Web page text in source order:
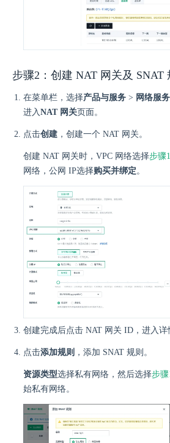
步骤2：创建 NAT 网关及 SNAT
在菜单栏，选择产品与服务 > 网络服务
进入NAT 网关页面。
点击创建 ，创建一个 NAT 网关。
创建 NAT 网关时，VPC 网络选择步骤1
网络，公网 IP选择购买并绑定。
创建完成后点击 NAT 网关 ID，进入详
点击添加规则 ，添加 SNAT 规则。
资源类型选择私有网络，然后选择步骤
始私有网络。